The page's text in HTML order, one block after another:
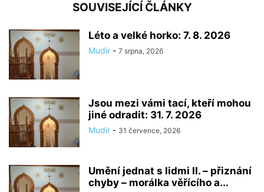
SOUVISEJÍCÍ ČLÁNKY
Léto a velké horko: 7. 8. 2026
Mudir - 7 srpna, 2026
Jsou mezi vámi tací, kteří mohou
jiné odradit: 31. 7. 2026
Mudir - 31 července, 2026
Umění jednat s lidmi II. – přiznání
chyby – morálka věřícího a...